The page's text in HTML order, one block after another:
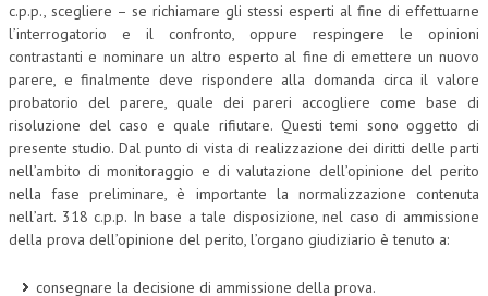
SICUREZZA SUL LAVORO
FISCO
FISCALITÀ INTERNAZIONALE
TAX RISK MANAGEMENT
CRIMINOLOGIA TRIBUTARIA
CFC E PARADISI FISCALI
TRANSFER PRICING
c.p.p., scegliere – se richiamare gli stessi esperti al fine di effettuarne
l’interrogatorio e il confronto, oppure respingere le opinioni
contrastanti e nominare un altro esperto al fine di emettere un nuovo
parere, e finalmente deve rispondere alla domanda circa il valore
probatorio del parere, quale dei pareri accogliere come base di
risoluzione del caso e quale rifiutare. Questi temi sono oggetto di
presente studio. Dal punto di vista di realizzazione dei diritti delle parti
nell’ambito di monitoraggio e di valutazione dell’opinione del perito
nella fase preliminare, è importante la normalizzazione contenuta
nell’art. 318 c.p.p. In base a tale disposizione, nel caso di ammissione
della prova dell’opinione del perito, l’organo giudiziario è tenuto a:
consegnare la decisione di ammissione della prova.